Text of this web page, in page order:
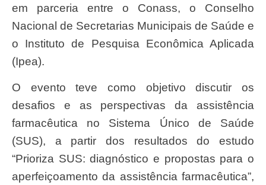
em parceria entre o Conass, o Conselho
Nacional de Secretarias Municipais de Saúde e
o Instituto de Pesquisa Econômica Aplicada
(Ipea).
O evento teve como objetivo discutir os
desafios e as perspectivas da assistência
farmacêutica no Sistema Único de Saúde
(SUS), a partir dos resultados do estudo
“Prioriza SUS: diagnóstico e propostas para o
aperfeiçoamento da assistência farmacêutica”,